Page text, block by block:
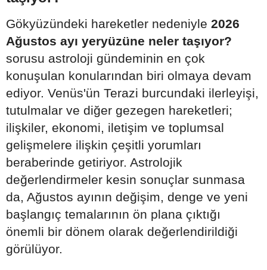
Gökyüzündeki hareketler nedeniyle 2026
Ağustos ayı yeryüzüne neler taşıyor?
sorusu astroloji gündeminin en çok
konuşulan konularından biri olmaya devam
ediyor. Venüs'ün Terazi burcundaki ilerleyişi,
tutulmalar ve diğer gezegen hareketleri;
ilişkiler, ekonomi, iletişim ve toplumsal
gelişmelere ilişkin çeşitli yorumları
beraberinde getiriyor. Astrolojik
değerlendirmeler kesin sonuçlar sunmasa
da, Ağustos ayının değişim, denge ve yeni
başlangıç temalarının ön plana çıktığı
önemli bir dönem olarak değerlendirildiği
görülüyor.